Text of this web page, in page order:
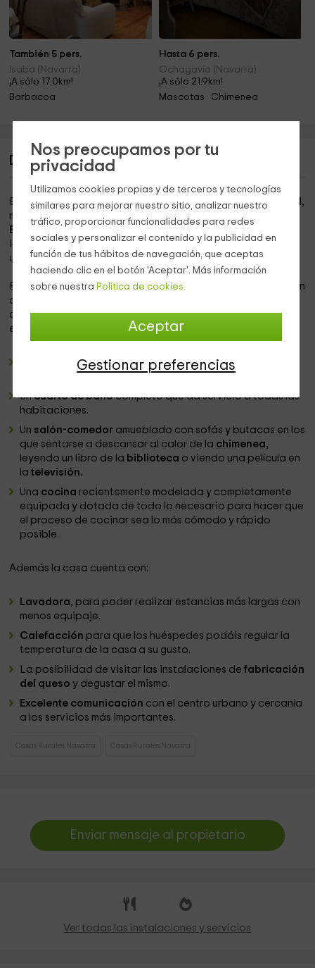
Nos preocupamos por tu
privacidad
Utilizamos cookies propias y de terceros y tecnologías
similares para mejorar nuestro sitio, analizar nuestro
tráfico, proporcionar funcionalidades para redes
sociales y personalizar el contenido y la publicidad en
función de tus hábitos de navegación, que aceptas
haciendo clic en el botón 'Aceptar'. Más información
sobre nuestra Política de cookies.
Aceptar
Gestionar preferencias
También 5 pers.
Isaba (Navarra)
¡A sólo 17.0km!
Barbacoa
Hasta 6 pers.
Ochagavia (Navarra)
¡A sólo 21.9km!
Mascotas · Chimenea
Descripción de Urandi I
Esta casa rural se encuentra ubicada en elvalle del Roncal ,
más concretamente en uno de sus tranquilos pueblecitos:
Burgui
. Este pueblo, situado al inicio del valle, es el lugar
idóneo para descansar de los problemas de la ciudad en
unión con la naturaleza.
Esta casona de piedra se divide en
que pueden
alquilarse juntas o por separado. La que nos ocupa tiene
capacidad para5 personasy se divide en las siguientes
estancias:
2 habitaciones de matrimonioa las que se les puede
Uncuarto de bañocompleto que da servicio a todas las
habitaciones.
Un salón-comedor amueblado con sofás y butacas en los
que sentarse a descansar al calor de la chimenea,
leyendo un libro de la biblioteca o viendo una película en
latelevisión.
Una cocina recientemente modelada y completamente
equipada y dotada de todo lo necesario para hacer que
el proceso de cocinar sea lo más cómodo y rápido
posible.
Además la casa cuenta con:
Lavadora, para poder realizar estancias más largas con
menos equipaje.
Calefacción para que los huéspedes podáis regular la
temperatura de la casa a su gusto.
La posibilidad de visitar las instalaciones defabricación
del queso y degustar el mismo.
Excelente comunicación con el centro urbano y cercanía
a los servicios más importantes.
Casas Rurales Navarra Casas Rurales Navarra
Enviar mensaje al propietario
Ver todas las instalaciones y servicios